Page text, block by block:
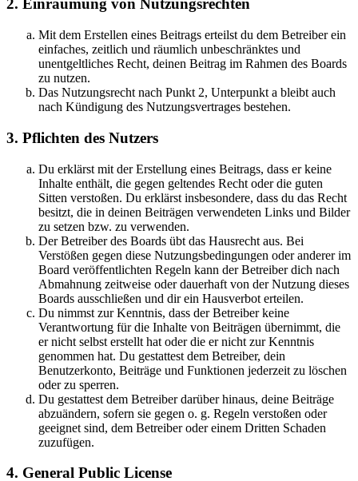
2. Einräumung von Nutzungsrechten
Mit dem Erstellen eines Beitrags erteilst du dem Betreiber ein
einfaches, zeitlich und räumlich unbeschränktes und
unentgeltliches Recht, deinen Beitrag im Rahmen des Boards
zu nutzen.
Das Nutzungsrecht nach Punkt 2, Unterpunkt a bleibt auch
nach Kündigung des Nutzungsvertrages bestehen.
3. Pflichten des Nutzers
Du erklärst mit der Erstellung eines Beitrags, dass er keine
Inhalte enthält, die gegen geltendes Recht oder die guten
Sitten verstoßen. Du erklärst insbesondere, dass du das Recht
besitzt, die in deinen Beiträgen verwendeten Links und Bilder
zu setzen bzw. zu verwenden.
Der Betreiber des Boards übt das Hausrecht aus. Bei
Verstößen gegen diese Nutzungsbedingungen oder anderer im
Board veröffentlichten Regeln kann der Betreiber dich nach
Abmahnung zeitweise oder dauerhaft von der Nutzung dieses
Boards ausschließen und dir ein Hausverbot erteilen.
Du nimmst zur Kenntnis, dass der Betreiber keine
Verantwortung für die Inhalte von Beiträgen übernimmt, die
er nicht selbst erstellt hat oder die er nicht zur Kenntnis
genommen hat. Du gestattest dem Betreiber, dein
Benutzerkonto, Beiträge und Funktionen jederzeit zu löschen
oder zu sperren.
Du gestattest dem Betreiber darüber hinaus, deine Beiträge
abzuändern, sofern sie gegen o. g. Regeln verstoßen oder
geeignet sind, dem Betreiber oder einem Dritten Schaden
zuzufügen.
4. General Public License